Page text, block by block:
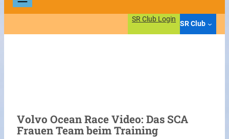
SR Club Login
SR Club
Volvo Ocean Race Video: Das SCA
Frauen Team beim Training